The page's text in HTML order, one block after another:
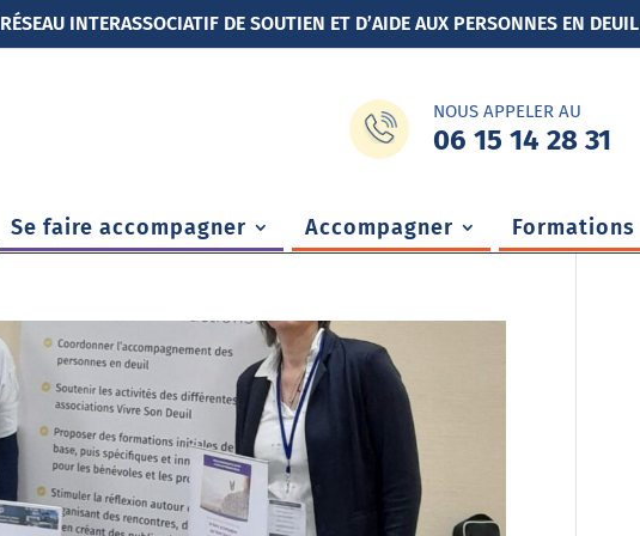
RÉSEAU INTERASSOCIATIF DE SOUTIEN ET D’AIDE AUX PERSONNES EN DEUIL
NOUS APPELER AU
06 15 14 28 31
Se faire accompagner Accompagner Formations